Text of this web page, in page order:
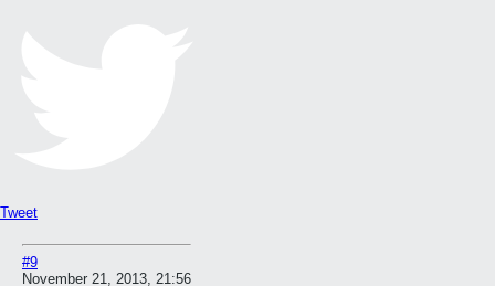
Tweet
#9
November 21, 2013, 21:56